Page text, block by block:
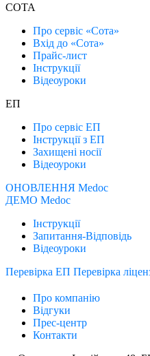
СОТА
Про сервіс «Сота»
Вхід до «Сота»
Прайс-лист
Інструкції
Відеоуроки
ЕП
Про сервіс ЕП
Інструкції з ЕП
Захищені носії
Відеоуроки
ОНОВЛЕННЯ Medoc
ДЕМО Medoc
Інструкції
Запитання-Відповідь
Відеоуроки
Перевірка ЕП Перевірка
Про компанію
Відгуки
Прес-центр
Контакти